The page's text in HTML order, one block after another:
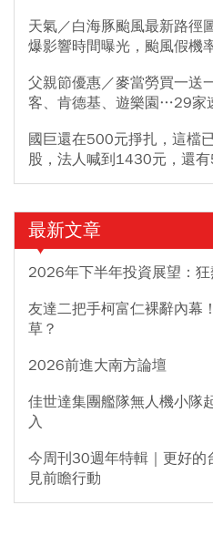
天氣／白海豚颱風最新路徑
爆影響時間曝光，颱風假機
父親節優惠／麥當勞買一送
客、肯德基、遊樂園…29家
國巨還在500元掙扎，這檔
股，法人喊到1430元，還
最新文章
2026年下半年投資展望：
友達二把手柯富仁裸辭內幕
草？
2026前進大南方論壇
佳世達集團艦隊無人機小隊
入
今周刊30週年特輯｜更好的
見前瞻行動